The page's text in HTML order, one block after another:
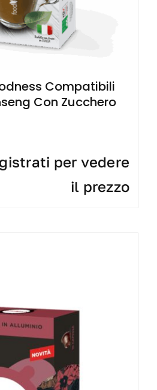
Compatibili
Con Zucchero
per vedere
il prezzo